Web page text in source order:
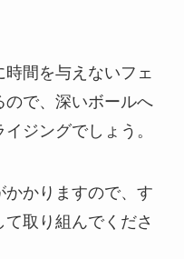
間を与えないフェ
ので、深いボールへ
ジングでしょう。
かりますので、す
取り組んでくださ